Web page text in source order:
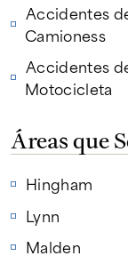
Accidentes
Camioness
Accidentes
Motocicleta
Áreas que
Hingham
Lynn
Malden